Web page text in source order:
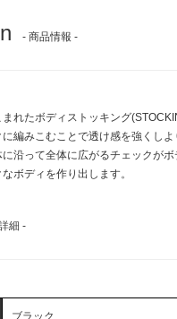
- 商品情報 -
れたボディストッキング
編みこむことで透け感を強くし
沿って全体に広がるチェックが
ボディを作り出します。
細 -
ブラック